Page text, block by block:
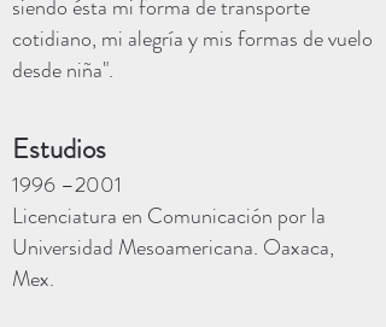
siendo ésta mi forma de transporte
cotidiano, mi alegría y mis formas de vuelo
desde niña".
Estudios
1996 –2001
Licenciatura en Comunicación por la
Universidad Mesoamericana. Oaxaca,
Mex.